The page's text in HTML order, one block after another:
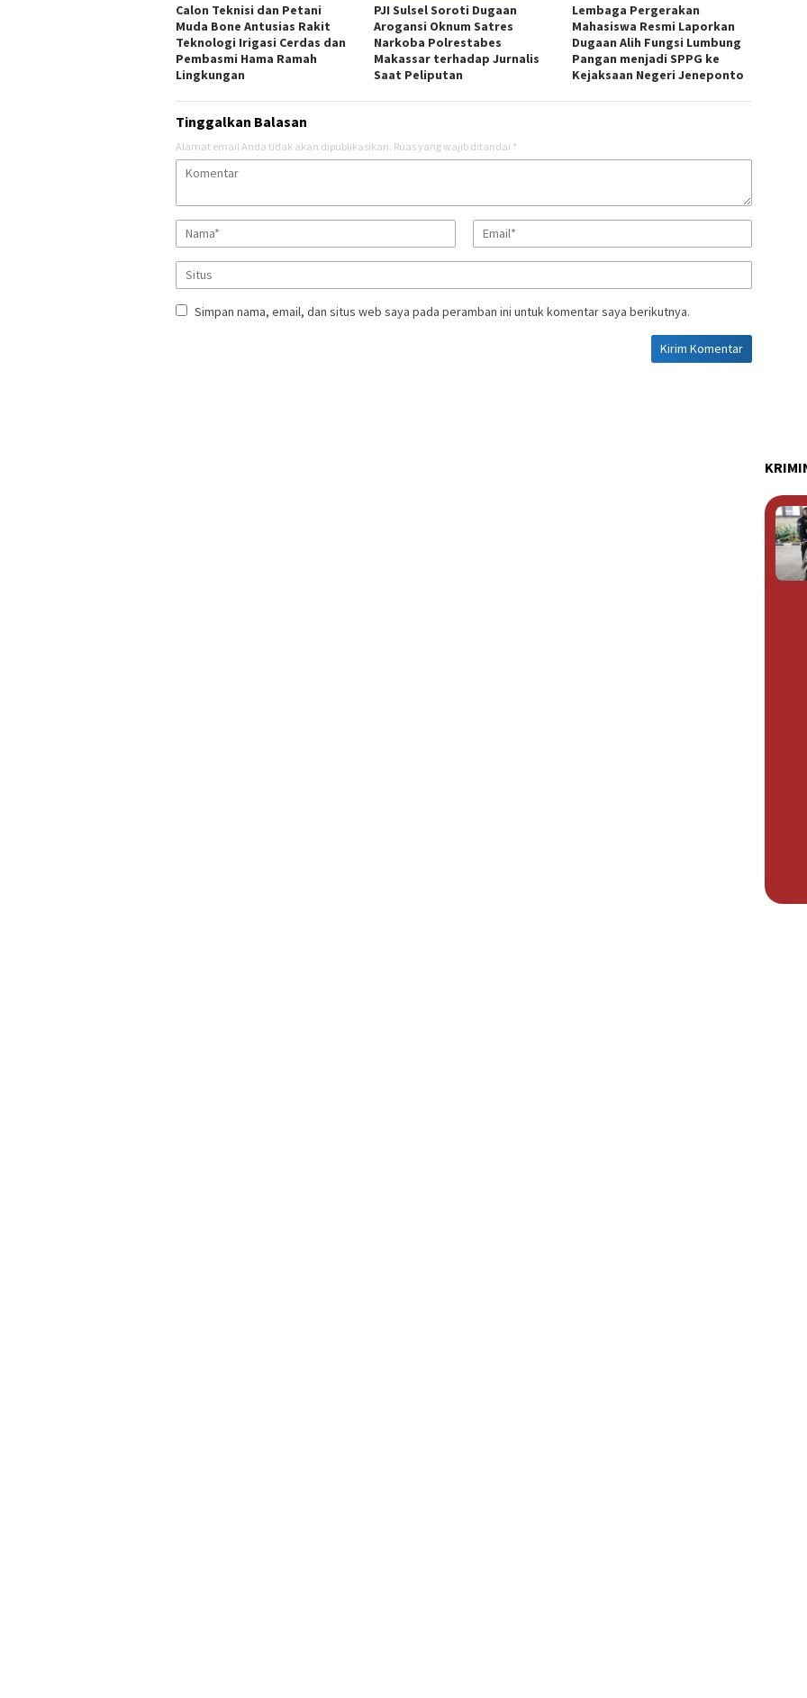
Calon Teknisi dan Petani
Muda Bone Antusias Rakit
Teknologi Irigasi Cerdas dan
Pembasmi Hama Ramah
Lingkungan
PJI Sulsel Soroti Dugaan
Arogansi Oknum Satres
Narkoba Polrestabes
Makassar terhadap Jurnalis
Saat Peliputan
Lembaga Pergerakan
Mahasiswa Resmi Laporkan
Dugaan Alih Fungsi Lumbung
Pangan menjadi SPPG ke
Kejaksaan Negeri Jeneponto
Tinggalkan Balasan
Alamat email Anda tidak akan dipublikasikan. Ruas yang wajib ditandai *
Simpan nama, email, dan situs web saya pada peramban ini untuk komentar saya berikutnya.